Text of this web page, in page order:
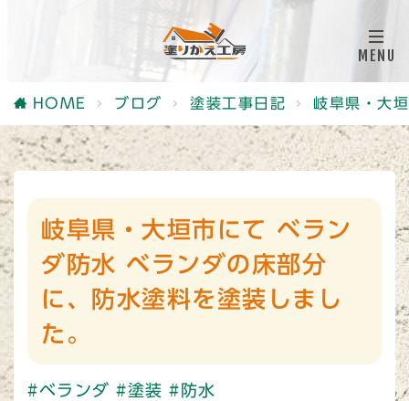
HOME ブログ 塗装工事日記 岐阜県・大
岐阜県・大垣市にて ベラン
ダ防水 ベランダの床部分
に、防水塗料を塗装しまし
た。
#ベランダ #塗装 #防水